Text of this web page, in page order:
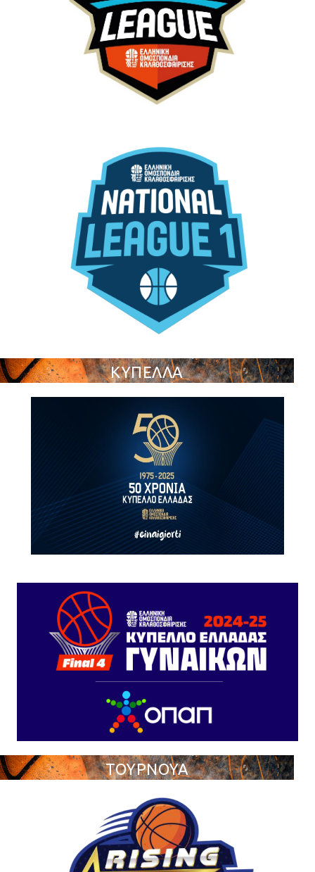
ΚΥΠΕΛΛΑ
ΤΟΥΡΝΟΥΑ